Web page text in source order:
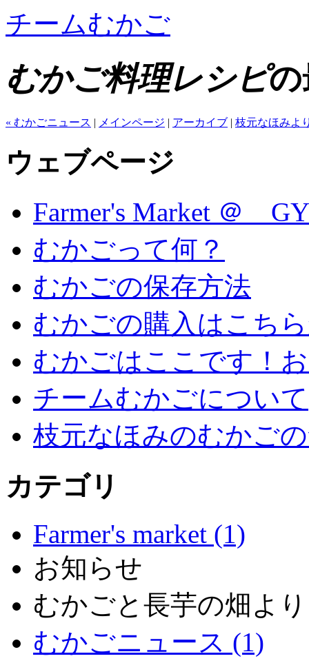
チームむかご
むかご料理レシピ
« むかごニュース | メインページ | アーカイブ | 枝元なほみよ
ウェブページ
Farmer's Market ＠
むかごって何？
むかごの保存方法
むかごの購入はこち
むかごはここです！
チームむかごについて
枝元なほみのむかご
カテゴリ
Farmer's market (1)
お知らせ
むかごと長芋の畑より
むかごニュース (1)